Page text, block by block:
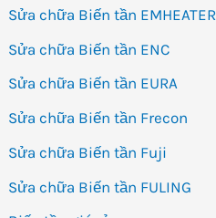
Sửa chữa Biến tần EMHEATER
Sửa chữa Biến tần ENC
Sửa chữa Biến tần EURA
Sửa chữa Biến tần Frecon
Sửa chữa Biến tần Fuji
Sửa chữa Biến tần FULING